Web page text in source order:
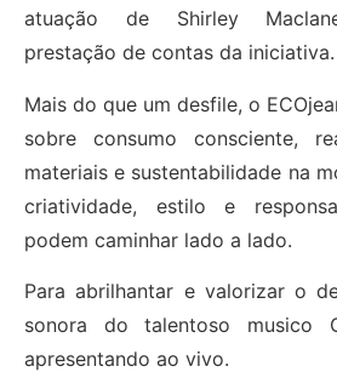
atuação de Shirley
prestação de contas da iniciativa.
Mais do que um desfile, o
sobre consumo consciente,
materiais e sustentabilidade na
criatividade, estilo e
podem caminhar lado a lado.
Para abrilhantar e valorizar o
sonora do talentoso musico
apresentando ao vivo.